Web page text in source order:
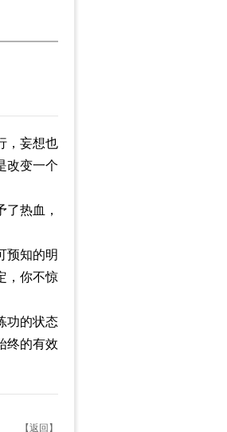
，妄想也
改变一个
热血，
预知的明
，你不惊
功的状态
终的有效
【返回】